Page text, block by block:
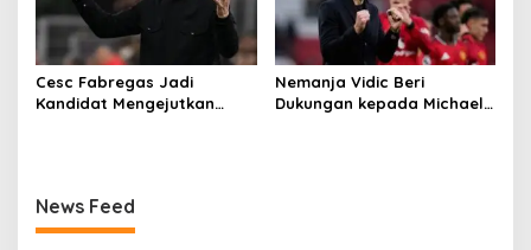
Cesc Fabregas Jadi
Kandidat Mengejutkan
Nemanja Vidic Beri
Dukungan kepada Michael
News Feed